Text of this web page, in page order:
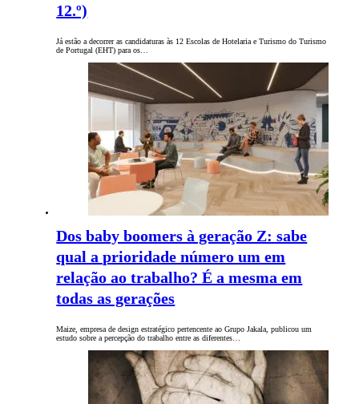
12.º)
Já estão a decorrer as candidaturas às 12 Escolas de Hotelaria e Turismo do Turismo
de Portugal (EHT) para os…
Dos baby boomers à geração Z: sabe
qual a prioridade número um em
relação ao trabalho? É a mesma em
todas as gerações
Maize, empresa de design estratégico pertencente ao Grupo Jakala, publicou um
estudo sobre a percepção do trabalho entre as diferentes…